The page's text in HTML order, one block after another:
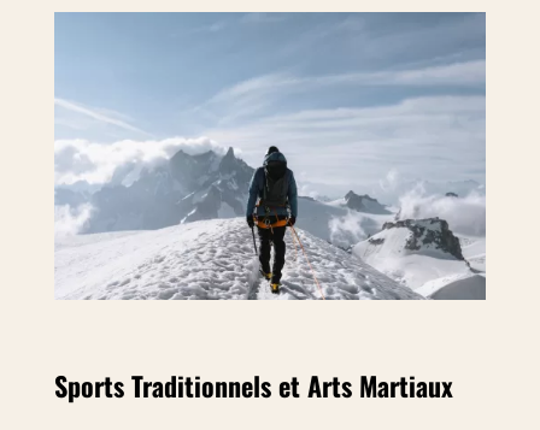
Sports Traditionnels et Arts Martiaux